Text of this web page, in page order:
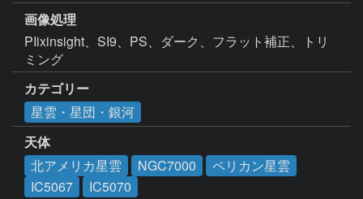
画像処理
PIixinsight、SI9、PS、ダーク、フラット補正、トリ
ミング
カテゴリー
星雲・星団・銀河
天体
北アメリカ星雲
NGC7000
ペリカン星雲
IC5067
IC5070